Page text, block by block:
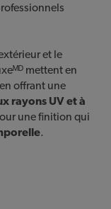
et le
mettent en
offrant une
rayons UV et à
une finition qui
.